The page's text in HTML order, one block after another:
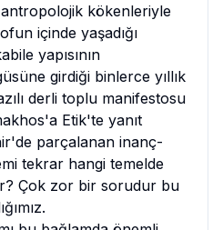
kökenleriyle
içinde yaşadığı
yapısının
girdiği binlerce yıllık
derli toplu manifestosu
Etik'te yanıt
parçalanan inanç-
tekrar hangi temelde
Çok zor bir sorudur bu